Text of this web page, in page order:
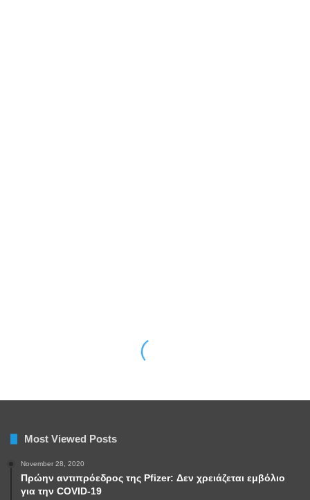
Most Viewed Posts
November 28, 2020
Πρώην αντιπρόεδρος της Pfizer: Δεν χρειάζεται εμβόλιο
για την COVID-19